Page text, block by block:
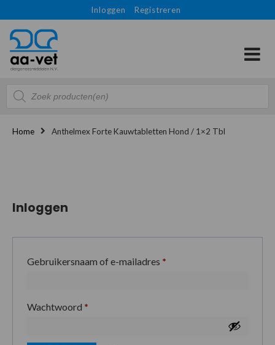
Inloggen Registreren
Producten
zoeken
Home Anthelmex Forte Kauwtabletten Hond / 1×2 Tbl
Inloggen
Gebruikersnaam of e-mailadres *
Wachtwoord *